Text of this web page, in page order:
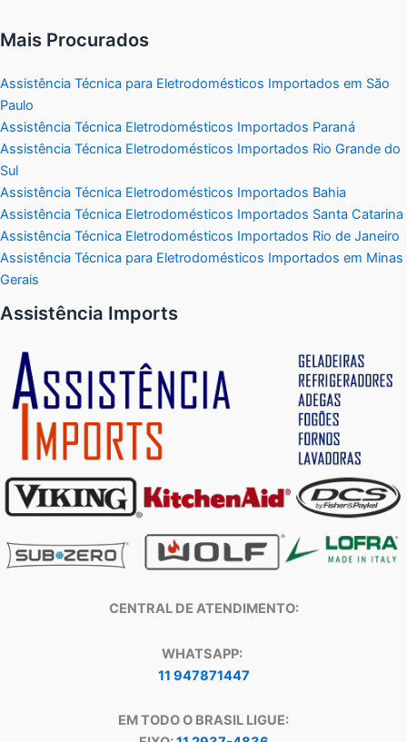
Mais Procurados
Assistência Técnica para Eletrodomésticos Importados em São
Paulo
Assistência Técnica Eletrodomésticos Importados Paraná
Assistência Técnica Eletrodomésticos Importados Rio Grande do
Sul
Assistência Técnica Eletrodomésticos Importados Bahia
Assistência Técnica Eletrodomésticos Importados Santa Catarina
Assistência Técnica Eletrodomésticos Importados Rio de Janeiro
Assistência Técnica para Eletrodomésticos Importados em Minas
Gerais
Assistência Imports
CENTRAL DE ATENDIMENTO:
WHATSAPP:
11 947871447
EM TODO O BRASIL LIGUE: